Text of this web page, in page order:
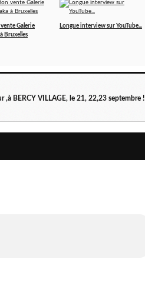
Galerie
Bruxelles
Longue interview sur YouTube...
,à BERCY VILLAGE, le 21, 22,23 septembre !